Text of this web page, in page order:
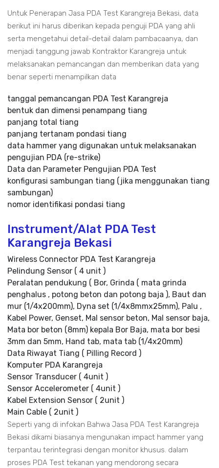
Untuk Penerapan Jasa PDA Test Karangreja Bekasi, data
berikut ini harus diberikan kepada penguji PDA yang ahli
serta mengetahui detail-detail dalam pambacaanya, dan
menjadi tanggung jawab Kontraktor Karangreja untuk
melaksanakan pemancangan dan memberikan data yang
benar seperti menampilkan data
tanggal pemancangan PDA Test Karangreja
bentuk dan dimensi penampang tiang
panjang total tiang
panjang tertanam pondasi tiang
data hammer yang digunakan untuk melaksanakan
pengujian PDA (re-strike)
Data dan Parameter Pengujian PDA Test
konfigurasi sambungan tiang (jika menggunakan tiang
sambungan)
nomor identifikasi pondasi tiang
Instrument/Alat PDA Test
Karangreja Bekasi
Wireless Connector PDA Test Karangreja
Pelindung Sensor ( 4 unit )
Peralatan pendukung ( Bor, Grinda ( mata grinda
penghalus , potong beton dan potong baja ), Baut dan
mur (1/4x200mm), Dyna set (1/4x8mmx25mm), Palu ,
Kabel Power, Genset, Mal sensor beton, Mal sensor baja,
Mata bor beton (8mm) kepala Bor Baja, mata bor besi
3mm dan 5mm, Hand tab, mata tab (1/4x20mm)
Data Riwayat Tiang ( Pilling Record )
Komputer PDA Karangreja
Sensor Transducer ( 4unit )
Sensor Accelerometer ( 4unit )
Kabel Extension Sensor ( 2unit )
Main Cable ( 2unit )
Seperti yang di infokan Bahwa Jasa PDA Test Karangreja
Bekasi dikami biasanya mengunakan impact hammer yang
terpantau terintegrasi dengan monitor khusus. dalam
proses PDA Test tekanan yang mendorong secara